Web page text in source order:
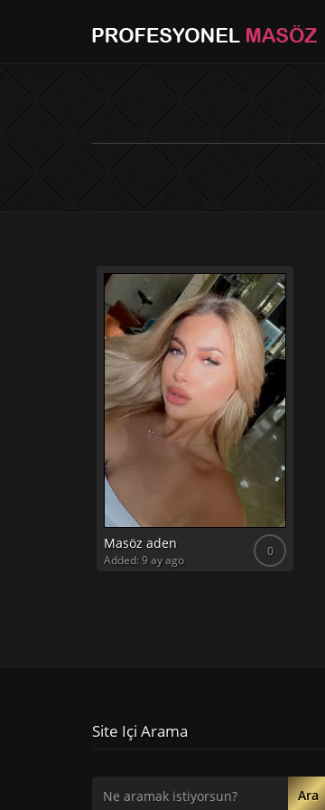
Masöz aden 0
Added: 9 ay ago
Site Içi Arama
Ara